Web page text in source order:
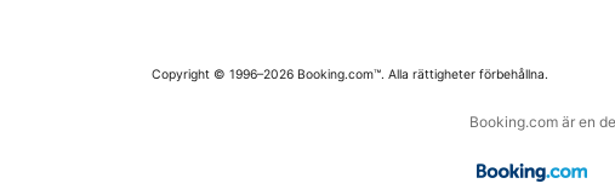
Copyright © 1996–2026 Booking.com™. Alla rättigheter förbehållna.
Booking.com är en